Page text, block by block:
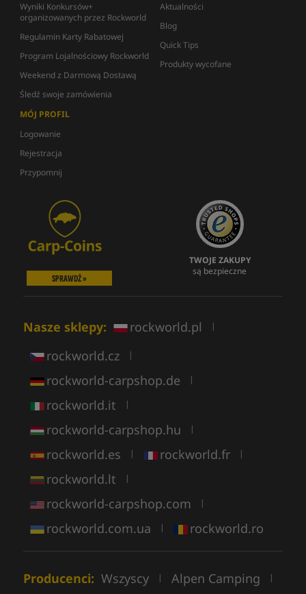
Wyniki Konkursów+
organizowanych przez Rockworld
Regulamin Karty Rabatowej
Program Lojalnościowy Rockworld
Weekend z Darmową Dostawą
Śledź swoje zamówienia
Aktualności
Blog
Quick Tips
Produkty wycofane
MÓJ PROFIL
Logowanie
Rejestracja
Przypomnij
SPRAWDŹ »
TWOJE ZAKUPY
są bezpieczne
Nasze sklepy: rockworld.pl |
rockworld.cz |
rockworld-carpshop.de |
rockworld.it |
rockworld-carpshop.hu |
rockworld.es | rockworld.fr |
rockworld.lt |
rockworld-carpshop.com |
rockworld.com.ua | rockworld.ro
Producenci: Wszyscy | Alpen Camping |